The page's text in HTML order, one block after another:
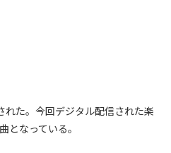
れた。今回デジタル配信された楽
となっている。